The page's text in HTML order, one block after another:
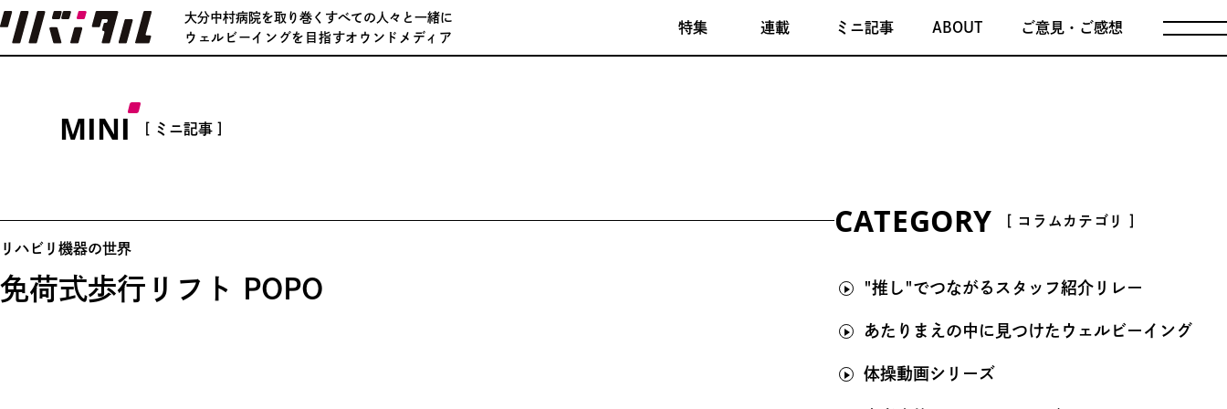
大分中村病院を取り巻くすべての人々と一緒に
ウェルビーイングを目指すオウンドメディア
特集 連載 ミニ記事 ABOUT ご意見・ご感想
MINI [ ミニ記事 ]
リハビリ機器の世界
免荷式歩行リフト POPO
CATEGORY [ コラムカテゴリ ]
"推し"でつながるスタッフ紹介リレー
あたりまえの中に見つけたウェルビーイング
体操動画シリーズ